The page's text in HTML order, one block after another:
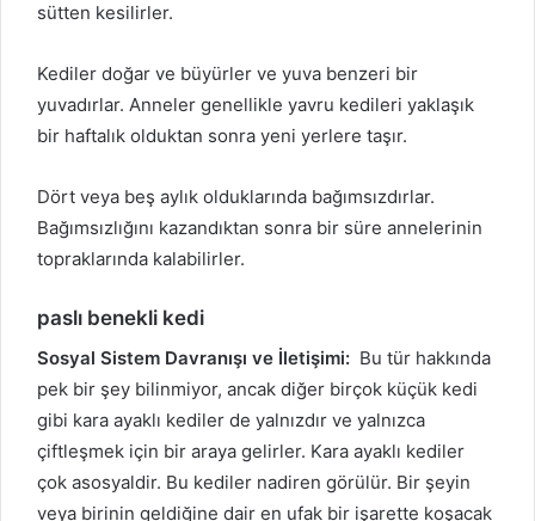
sütten kesilirler.
Kediler doğar ve büyürler ve yuva benzeri bir
yuvadırlar. Anneler genellikle yavru kedileri yaklaşık
bir haftalık olduktan sonra yeni yerlere taşır.
Dört veya beş aylık olduklarında bağımsızdırlar.
Bağımsızlığını kazandıktan sonra bir süre annelerinin
topraklarında kalabilirler.
paslı benekli kedi
Sosyal Sistem Davranışı ve İletişimi: Bu tür hakkında
pek bir şey bilinmiyor, ancak diğer birçok küçük kedi
gibi kara ayaklı kediler de yalnızdır ve yalnızca
çiftleşmek için bir araya gelirler. Kara ayaklı kediler
çok asosyaldir. Bu kediler nadiren görülür. Bir şeyin
veya birinin geldiğine dair en ufak bir işarette koşacak